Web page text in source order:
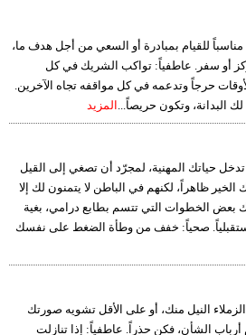
إعلام
تعليم
أزياء
إسلامية
علوم
وتكنولوجيا
بيئة
للقيام بمبادرة أو السعي من أجل هدف ما،
أو سفر. عاطفياً: تواكب الشريك في كل
حرجاً وتدعمه في كل مواقفه تجاه الآخرين.
البدانة، وتكون حريصاً... المزيد
حياتك المهنية، لمجرّد أن تصغي إلى القيل
ظاهراً، لكنهم في الباطن لا يتمنون لك إلا
بعض الخطوات التي تتسم بطابع درامي، بغية
صحياً: خفف من وطأة الضغط على نفسك
النيل منك، أو على الأقل تشويه صورتك
الشأن، فكن حذراً. عاطفياً: إذا تنازلت